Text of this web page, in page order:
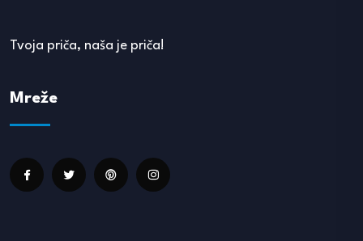
Tvoja priča, naša je priča!
Mreže